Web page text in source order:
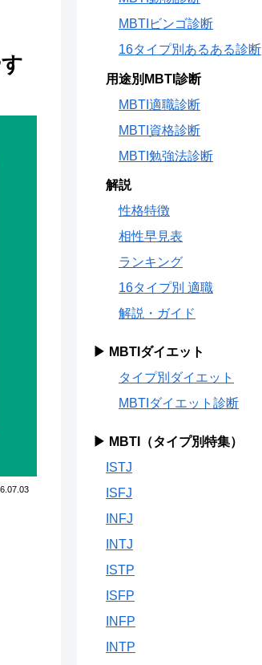
MBTIビンゴ診断
16タイプ別あるある診断
用途別MBTI診断
MBTI適職診断
MBTI資格診断
MBTI勉強法診断
解説
性格特徴
相性早見表
ランキング
16タイプ別 適職
解説・ガイド
▶ MBTIダイエット
タイプ別ダイエット
MBTIダイエット診断
▶ MBTI（タイプ別特集）
ISTJ
ISFJ
INFJ
INTJ
ISTP
ISFP
INFP
INTP